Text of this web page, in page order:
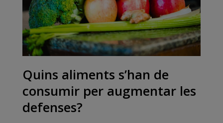
Quins aliments s’han de
consumir per augmentar les
defenses?